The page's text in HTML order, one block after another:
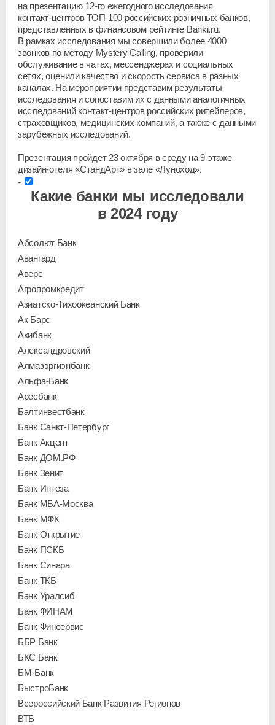
на презентацию 12-го ежегодного исследования
контакт-центров ТОП-100 российских розничных банков,
представленных в финансовом рейтинге Banki.ru.
В рамках исследования мы совершили более 4000
звонков по методу Mystery Calling, проверили
обслуживание в чатах, мессенджерах и социальных
сетях, оценили качество и скорость сервиса в разных
каналах. На мероприятии представим результаты
исследования и сопоставим их с данными аналогичных
исследований контакт-центровроссийских ритейлеров,
страховщиков, медицинских компаний, а также с данными
зарубежных исследований.
Презентация пройдет 23 октября в среду на 9 этаже
дизайн-отеля «СтандАрт» в зале «Луноход».
Какие банки мы исследовали
в 2024 году
Абсолют Банк
Авангард
Аверс
Агропромкредит
Азиатско-Тихоокеанский Банк
Ак Барс
Акибанк
Александровский
Алмазэргиэнбанк
Альфа-Банк
Аресбанк
Балтинвестбанк
Банк Санкт-Петербург
Банк Акцепт
Банк ДОМ.РФ
Банк Зенит
Банк Интеза
Банк МБА-Москва
Банк МФК
Банк Открытие
Банк ПСКБ
Банк Синара
Банк ТКБ
Банк Уралсиб
Банк ФИНАМ
Банк Финсервис
ББР Банк
БКС Банк
БМ-Банк
БыстроБанк
Всероссийский Банк Развития Регионов
ВТБ